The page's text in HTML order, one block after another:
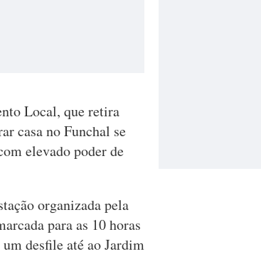
Local, que retira
casa no Funchal se
elevado poder de
organizada pela
para as 10 horas
desfile até ao Jardim